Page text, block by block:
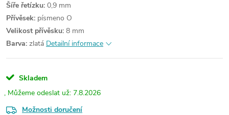
Šíře řetízku: 0,9 mm
Přívěsek: písmeno O
Velikost přívěsku: 8 mm
Barva: zlatá Detailní informace
Skladem
7.8.2026
Možnosti doručení